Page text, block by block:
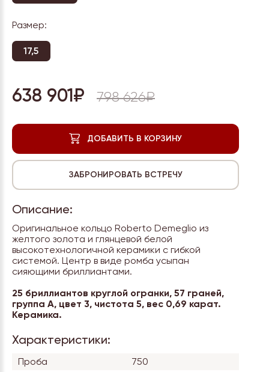
Размер:
17,5
638 901₽ 798 626₽
Описание:
Оригинальное кольцо Roberto Demeglio из
желтого золота и глянцевой белой
высокотехнологичной керамики с гибкой
системой. Центр в виде ромба усыпан
сияющими бриллиантами.
25 бриллиантов круглой огранки, 57 граней,
группа А, цвет 3, чистота 5, вес 0,69 карат.
Керамика.
Характеристики:
Проба
750